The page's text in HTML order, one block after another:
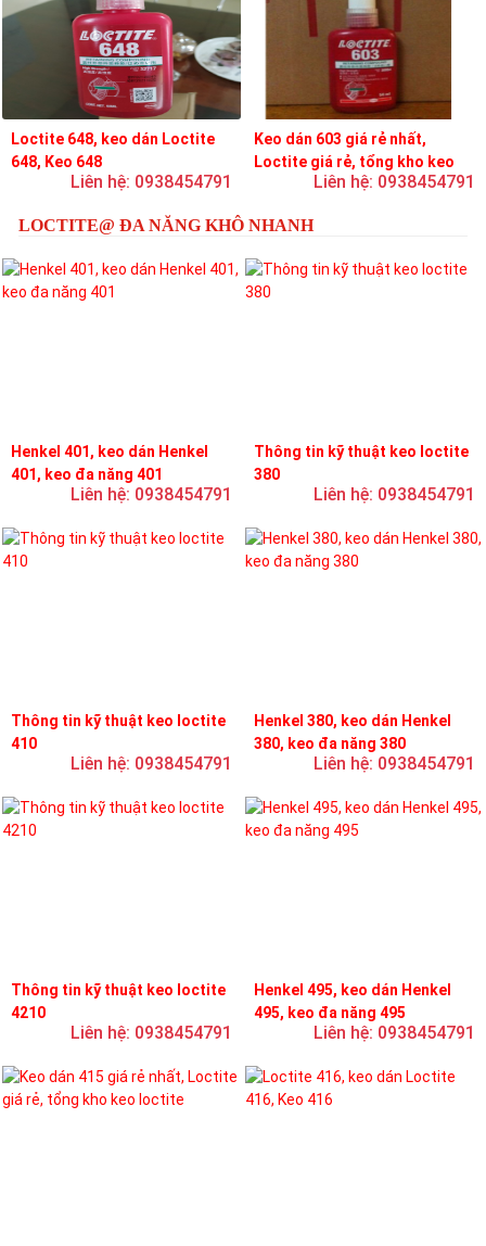
Loctite 648, keo dán Loctite
648, Keo 648
Liên hệ: 0938454791
Keo dán 603 giá rẻ nhất,
Loctite giá rẻ, tổng kho keo
Liên hệ: 0938454791
LOCTITE@ ĐA NĂNG KHÔ NHANH
Henkel 401, keo dán Henkel
401, keo đa năng 401
Liên hệ: 0938454791
Thông tin kỹ thuật keo loctite
380
Liên hệ: 0938454791
Thông tin kỹ thuật keo loctite
410
Liên hệ: 0938454791
Henkel 380, keo dán Henkel
380, keo đa năng 380
Liên hệ: 0938454791
Thông tin kỹ thuật keo loctite
4210
Liên hệ: 0938454791
Henkel 495, keo dán Henkel
495, keo đa năng 495
Liên hệ: 0938454791